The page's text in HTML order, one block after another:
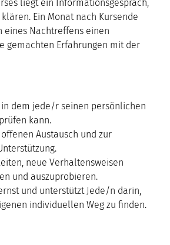
liegt ein Informationsgespräch,
Ein Monat nach Kursende
eines Nachtreffens einen
gemachten Erfahrungen mit der
in dem jede/r seinen persönlichen
kann.
Austausch und zur
neue Verhaltensweisen
und auszuprobieren.
und unterstützt Jede/n darin,
individuellen Weg zu finden.